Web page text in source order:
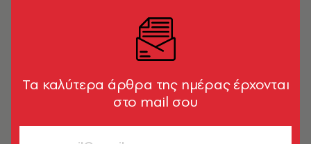
ΑΘΛΗΤΙΣΜΟΣ
του Γιαμάλ έκλεψε την παράσταση
στους πανηγυρισμούς της Ισπανίας
Tα καλύτερα άρθρα της ημέρας έρχονται
στο mail σου